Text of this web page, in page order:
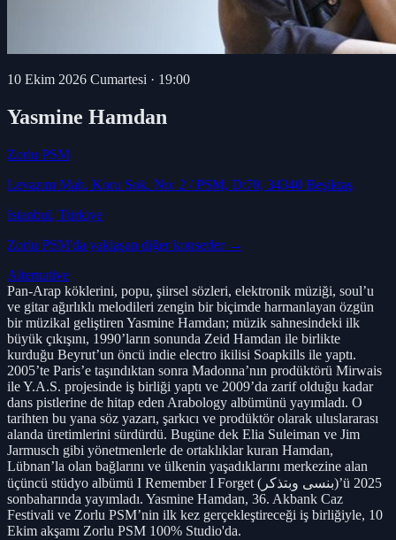
10 Ekim 2026 Cumartesi · 19:00
Yasmine Hamdan
Zorlu PSM
Levazım Mah. Koru Sok. No: 2 / PSM, D:70, 34340 Beşiktaş
İstanbul, Türkiye
Zorlu PSM'da yaklaşan diğer konserler →
Alternative
Pan-Arap köklerini, popu, şiirsel sözleri, elektronik müziği, soul’u
ve gitar ağırlıklı melodileri zengin bir biçimde harmanlayan özgün
bir müzikal geliştiren Yasmine Hamdan; müzik sahnesindeki ilk
büyük çıkışını, 1990’ların sonunda Zeid Hamdan ile birlikte
kurduğu Beyrut’un öncü indie electro ikilisi Soapkills ile yaptı.
2005’te Paris’e taşındıktan sonra Madonna’nın prodüktörü Mirwais
ile Y.A.S. projesinde iş birliği yaptı ve 2009’da zarif olduğu kadar
dans pistlerine de hitap eden Arabology albümünü yayımladı. O
tarihten bu yana söz yazarı, şarkıcı ve prodüktör olarak uluslararası
alanda üretimlerini sürdürdü. Bugüne dek Elia Suleiman ve Jim
Jarmusch gibi yönetmenlerle de ortaklıklar kuran Hamdan,
Lübnan’la olan bağlarını ve ülkenin yaşadıklarını merkezine alan
üçüncü stüdyo albümü I Remember I Forget (بنسى وبتذكر)’ü 2025
sonbaharında yayımladı. Yasmine Hamdan, 36. Akbank Caz
Festivali ve Zorlu PSM’nin ilk kez gerçekleştireceği iş birliğiyle, 10
Ekim akşamı Zorlu PSM 100% Studio'da.